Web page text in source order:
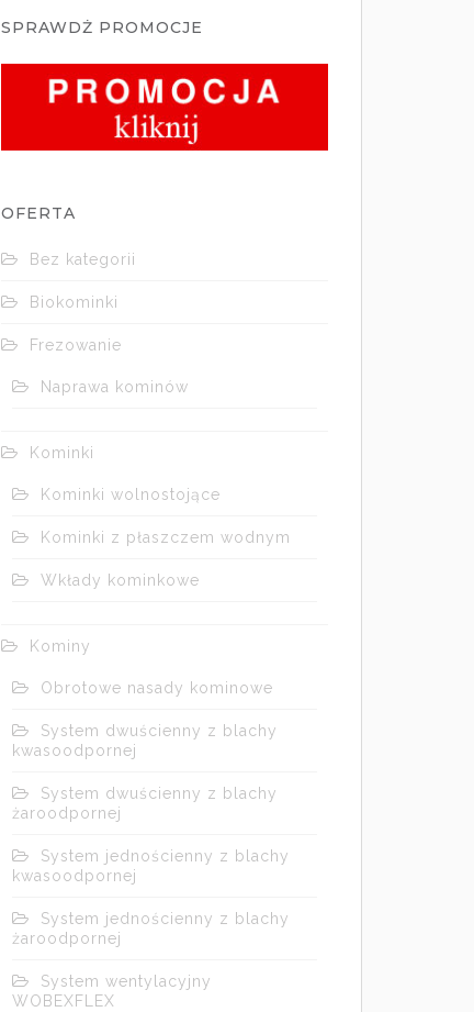
SPRAWDŻ PROMOCJE
OFERTA
Bez kategorii
Biokominki
Frezowanie
Naprawa kominów
Kominki
Kominki wolnostojące
Kominki z płaszczem wodnym
Wkłady kominkowe
Kominy
Obrotowe nasady kominowe
System dwuścienny z blachy
kwasoodpornej
System dwuścienny z blachy
żaroodpornej
System jednościenny z blachy
kwasoodpornej
System jednościenny z blachy
żaroodpornej
System wentylacyjny
WOBEXFLEX